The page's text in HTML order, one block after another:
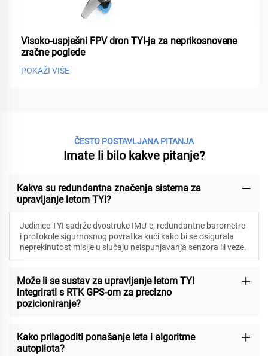
Visoko-uspješni FPV dron TYI-ja za neprikosnovene
zračne poglede
POKAŽI VIŠE
ČESTO POSTAVLJANA PITANJA
Imate li bilo kakve pitanje?
Kakva su redundantna značenja sistema za
upravljanje letom TYI?
Jedinice TYI sadrže dvostruke IMU-e, redundantne barometre
i protokole sigurnosnog povratka kući kako bi se osigurala
neprekinutost misije u slučaju neispunjavanja senzora ili veze.
Može li se sustav za upravljanje letom TYI
integrirati s RTK GPS-om za precizno
pozicioniranje?
Kako prilagoditi ponašanje leta i algoritme
autopilota?